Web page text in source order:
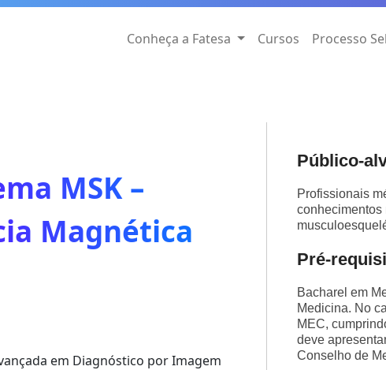
Conheça a Fatesa Cursos Processo
MSK –
Magnética
em Diagnóstico por Imagem
Público-
Profissionais
conhecimentos
Pré-
Bacharel em
Medicina. No
MEC,
deve
Conselho de